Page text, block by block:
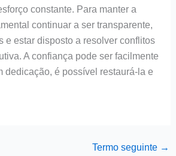
constante. Para manter a
continuar a ser transparente,
e estar disposto a resolver conflitos
A confiança pode ser facilmente
dedicação, é possível restaurá-la e
Termo seguinte →